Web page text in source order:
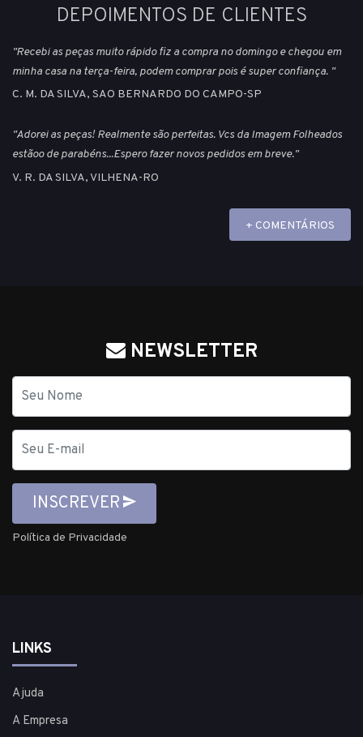
DEPOIMENTOS DE CLIENTES
"Recebi as peças muito rápido fiz a compra no domingo e chegou em
minha casa na terça-feira, podem comprar pois é super confiança. "
C. M. DA SILVA, SAO BERNARDO DO CAMPO-SP
"Adorei as peças! Realmente são perfeitas. Vcs da Imagem Folheados
estãoo de parabéns...Espero fazer novos pedidos em breve."
V. R. DA SILVA, VILHENA-RO
+ COMENTÁRIOS
NEWSLETTER
mail
INSCREVER
Política de Privacidade
LINKS
Ajuda
A Empresa